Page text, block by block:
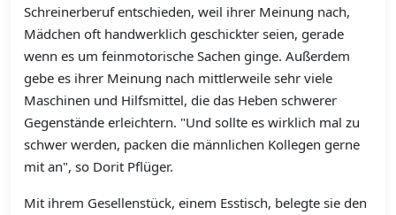
Schreinerberuf entschieden, weil ihrer Meinung nach,
Mädchen oft handwerklich geschickter seien, gerade
wenn es um feinmotorische Sachen ginge. Außerdem
gebe es ihrer Meinung nach mittlerweile sehr viele
Maschinen und Hilfsmittel, die das Heben schwerer
Gegenstände erleichtern. "Und sollte es wirklich mal zu
schwer werden, packen die männlichen Kollegen gerne
mit an", so Dorit Pflüger.
Mit ihrem Gesellenstück, einem Esstisch, belegte sie den